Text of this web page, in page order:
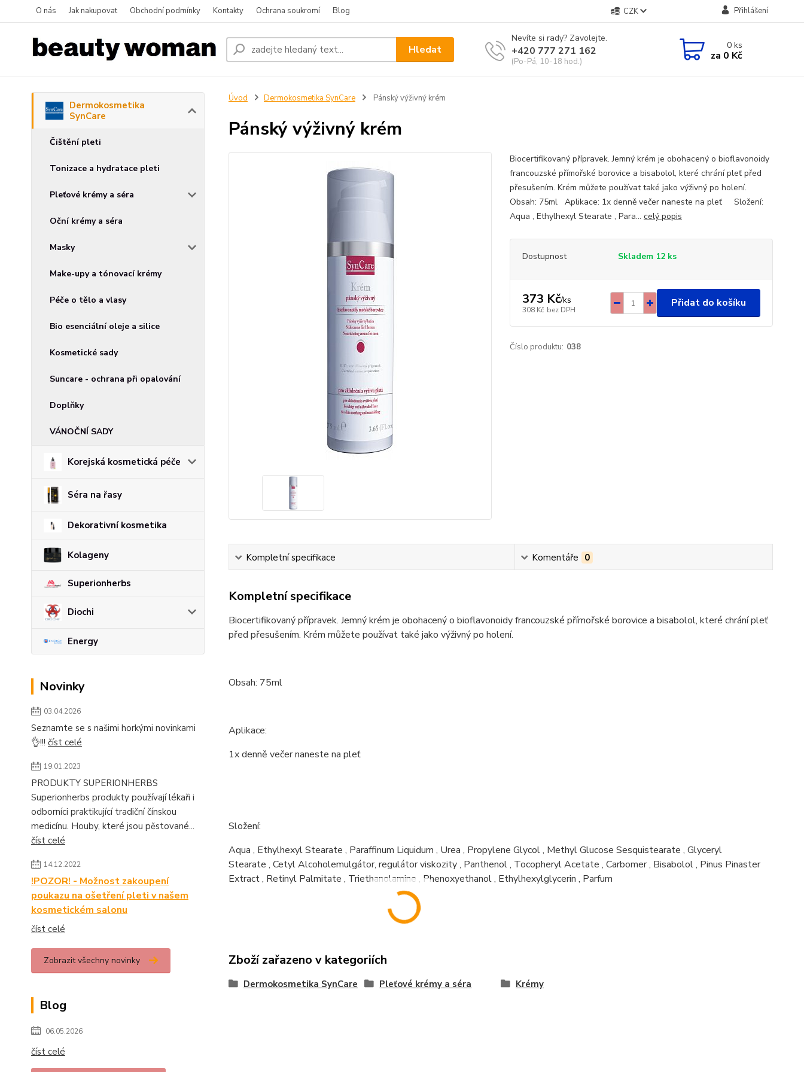
O nás Jak nakupovat Obchodní podmínky Kontakty Ochrana soukromí Blog CZK Přihlášení
Hledat
Nevíte si rady? Zavolejte.
+420 777 271 162
(Po-Pá, 10-18 hod.)
0ks
za 0 Kč
Dermokosmetika
SynCare
Čištění pleti
Tonizace a hydratace pleti
Pleťové krémy a séra
Oční krémy a séra
Masky
Make-upy a tónovací krémy
Péče o tělo a vlasy
Bio esenciální oleje a silice
Kosmetické sady
Suncare - ochrana při opalování
Doplňky
VÁNOČNÍ SADY
Korejská kosmetická péče
Séra na řasy
Dekorativní kosmetika
Kolageny
Superionherbs
Diochi
Energy
Novinky
03.04.2026
Seznamte se s našimi horkými novinkami
👌!!! číst celé
19.01.2023
PRODUKTY SUPERIONHERBS
Superionherbs produkty používají lékaři i
odborníci praktikující tradiční čínskou
medicínu. Houby, které jsou pěstované...
číst celé
14.12.2022
!POZOR! - Možnost zakoupení
poukazu na ošetření pleti v našem
kosmetickém salonu
číst celé
Zobrazit všechny novinky
Blog
06.05.2026
číst celé
Úvod Dermokosmetika SynCare Pánský výživný krém
Pánský výživný krém
Biocertifikovaný přípravek. Jemný krém je obohacený o bioflavonoidy
francouzské přímořské borovice a bisabolol, které chrání pleť před
přesušením. Krém můžete používat také jako výživný po holení.
Obsah: 75ml Aplikace: 1x denně večer naneste na pleť Složení:
Aqua , Ethylhexyl Stearate , Para... celý popis
Dostupnost Skladem 12 ks
373 Kč/ks
308 Kč bez DPH
Přidat do košíku
Číslo produktu: 038
Kompletní specifikace Komentáře 0
Kompletní specifikace
Biocertifikovaný přípravek. Jemný krém je obohacený o bioflavonoidy francouzské přímořské borovice a bisabolol, které chrání pleť
před přesušením. Krém můžete používat také jako výživný po holení.
Obsah: 75ml
Aplikace:
1x denně večer naneste na pleť
Složení:
Aqua , Ethylhexyl Stearate , Paraffinum Liquidum , Urea , Propylene Glycol, Methyl Glucose Sesquistearate , Glyceryl
Stearate , Cetyl Alcoholemulgátor, regulátor viskozity, Panthenol, Tocopheryl Acetate , Carbomer, Bisabolol, Pinus Pinaster
Extract, Retinyl Palmitate , Triethanolamine , Phenoxyethanol, Ethylhexylglycerin , Parfum
Zboží zařazeno v kategoriích
Dermokosmetika SynCare Pleťové krémy a séra Krémy